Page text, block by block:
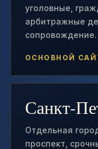
уголовные,
арбитражные
сопровождение.
ОСНОВНОЙ
Санкт-
Отдельная
проспект,